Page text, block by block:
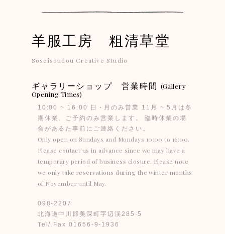
羊服工房 粗清草堂
Soseisoudou Creative Studio
ギャラリーショップ 営業時間 (Gallery
Opening Times)
10:00 ~ 16:00 日・月のみ営業 11月 ~ 5月は冬
期休業、ご予約のみ営業します。 臨時休業の場
合があるた事前にご連絡ください。
Only open on Sundays and Mondays 10:00 to 16:00.
Please contact us in advance since we may have a
temporary period of business closure. Please note
we only take reservations during the winter months
of November until May.
098-2207
北海道中川郡美深町字辺渓285-5
Tel/ Fax 01656-9-1936